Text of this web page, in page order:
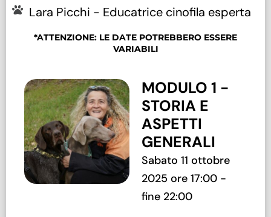
Lara Picchi - Educatrice cinofila esperta
*ATTENZIONE: LE DATE POTREBBERO ESSERE
VARIABILI
MODULO 1 -
STORIA E
ASPETTI
GENERALI
Sabato 11 ottobre
2025 ore 17:00 -
fine 22:00